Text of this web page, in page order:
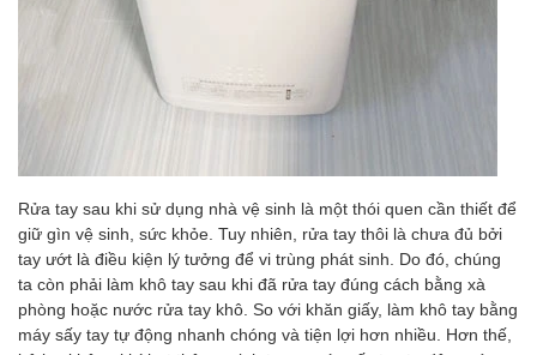
Rửa tay sau khi sử dụng nhà vệ sinh là một thói quen cần thiết để
giữ gìn vệ sinh, sức khỏe. Tuy nhiên, rửa tay thôi là chưa đủ bởi
tay ướt là điều kiện lý tưởng để vi trùng phát sinh. Do đó, chúng
ta còn phải làm khô tay sau khi đã rửa tay đúng cách bằng xà
phòng hoặc nước rửa tay khô. So với khăn giấy, làm khô tay bằng
máy sấy tay tự động nhanh chóng và tiện lợi hơn nhiều. Hơn thế,